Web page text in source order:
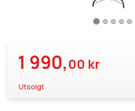
1 990,00 kr
Utsolgt